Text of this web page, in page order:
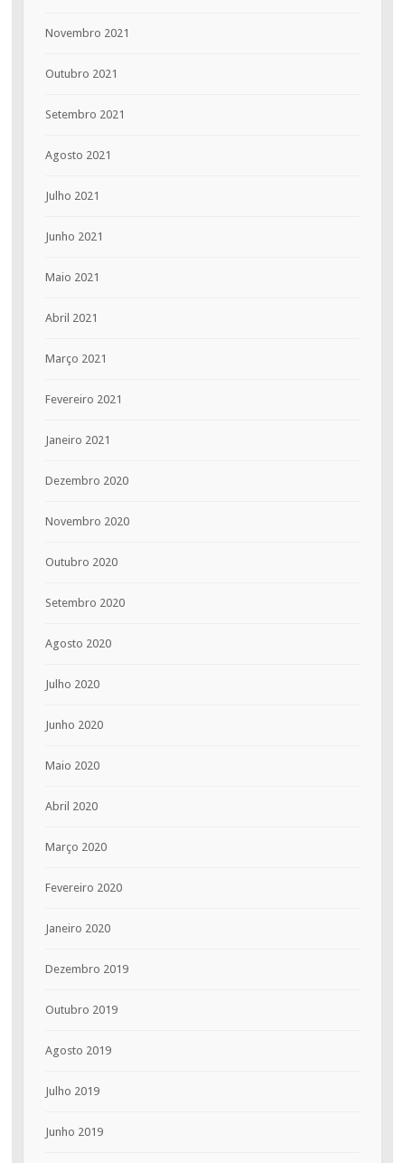
Novembro 2021
Outubro 2021
Setembro 2021
Agosto 2021
Julho 2021
Junho 2021
Maio 2021
Abril 2021
Março 2021
Fevereiro 2021
Janeiro 2021
Dezembro 2020
Novembro 2020
Outubro 2020
Setembro 2020
Agosto 2020
Julho 2020
Junho 2020
Maio 2020
Abril 2020
Março 2020
Fevereiro 2020
Janeiro 2020
Dezembro 2019
Outubro 2019
Agosto 2019
Julho 2019
Junho 2019